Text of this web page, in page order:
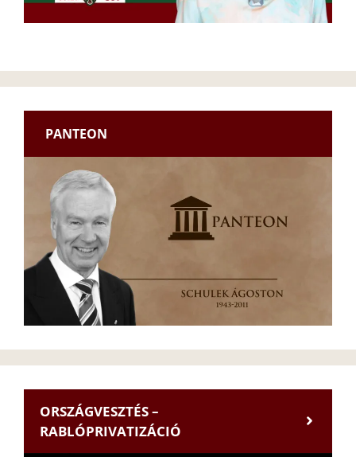
PANTEON
ORSZÁGVESZTÉS –
RABLÓPRIVATIZÁCIÓ